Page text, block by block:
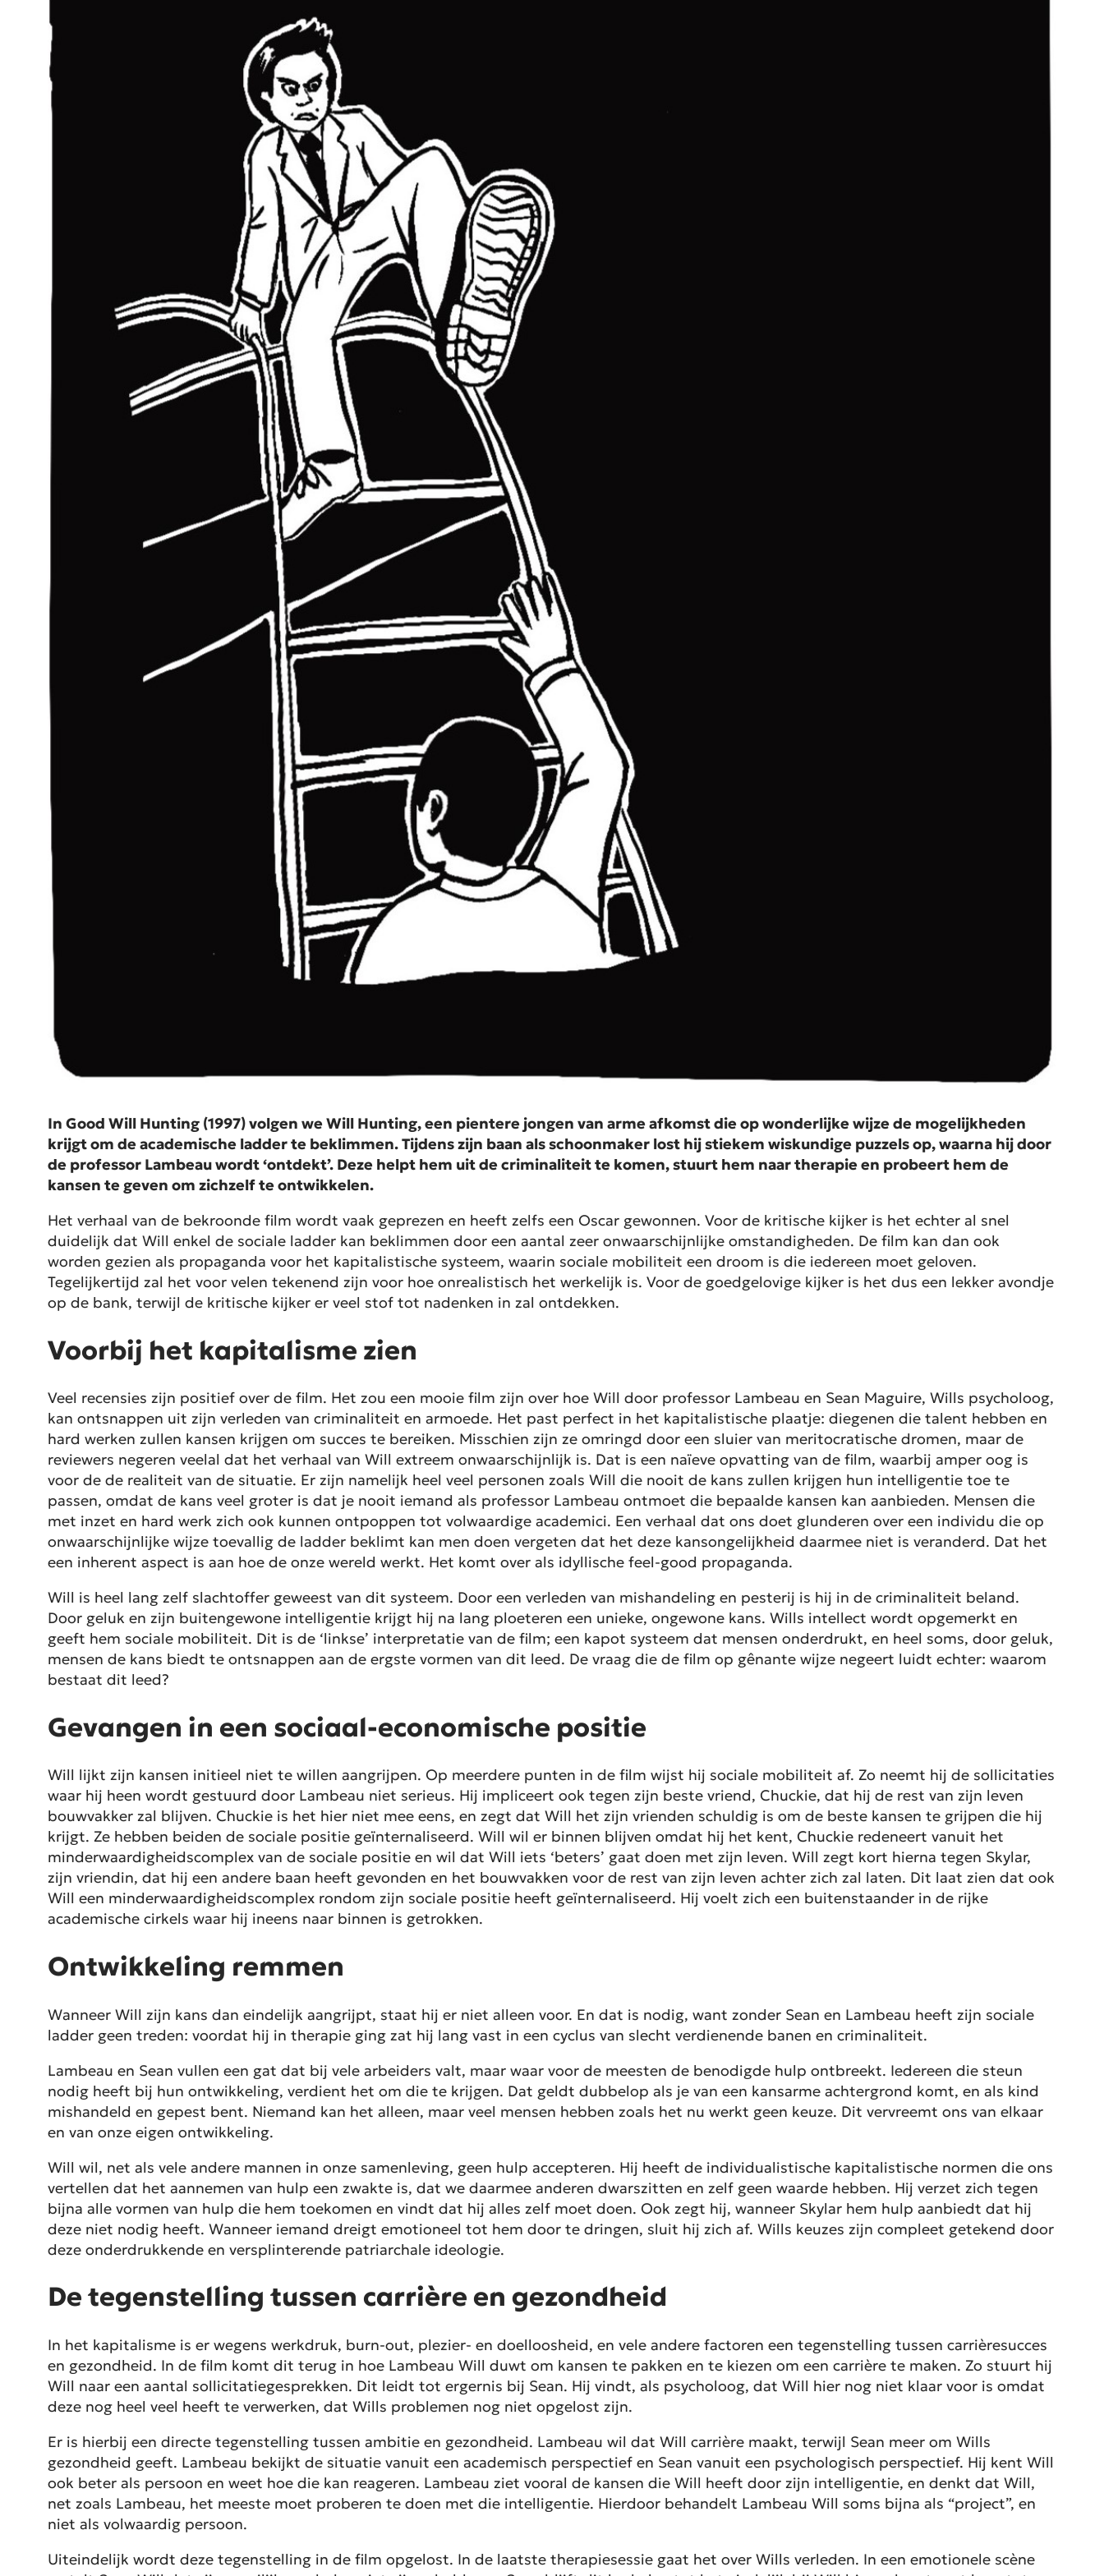
In Good Will Hunting (1997) volgen we Will Hunting, een pientere jongen van arme afkomst die op wonderlijke wijze de mogelijkheden
krijgt om de academische ladder te beklimmen. Tijdens zijn baan als schoonmaker lost hij stiekem wiskundige puzzels op, waarna hij door
de professor Lambeau wordt ‘ontdekt’. Deze helpt hem uit de criminaliteit te komen, stuurt hem naar therapie en probeert hem de
kansen te geven om zichzelf te ontwikkelen.
Het verhaal van de bekroonde film wordt vaak geprezen en heeft zelfs een Oscar gewonnen. Voor de kritische kijker is het echter al snel
duidelijk dat Will enkel de sociale ladder kan beklimmen door een aantal zeer onwaarschijnlijke omstandigheden. De film kan dan ook
worden gezien als propaganda voor het kapitalistische systeem, waarin sociale mobiliteit een droom is die iedereen moet geloven.
Tegelijkertijd zal het voor velen tekenend zijn voor hoe onrealistisch het werkelijk is. Voor de goedgelovige kijker is het dus een lekker avondje
op de bank, terwijl de kritische kijker er veel stof tot nadenken in zal ontdekken.
Voorbij het kapitalisme zien
Veel recensies zijn positief over de film. Het zou een mooie film zijn over hoe Will door professor Lambeau en Sean Maguire, Wills psycholoog,
kan ontsnappen uit zijn verleden van criminaliteit en armoede. Het past perfect in het kapitalistische plaatje: diegenen die talent hebben en
hard werken zullen kansen krijgen om succes te bereiken. Misschien zijn ze omringd door een sluier van meritocratische dromen, maar de
reviewers negeren veelal dat het verhaal van Will extreem onwaarschijnlijk is. Dat is een naïeve opvatting van de film, waarbij amper oog is
voor de de realiteit van de situatie. Er zijn namelijk heel veel personen zoals Will die nooit de kans zullen krijgen hun intelligentie toe te
passen, omdat de kans veel groter is dat je nooit iemand als professor Lambeau ontmoet die bepaalde kansen kan aanbieden. Mensen die
met inzet en hard werk zich ook kunnen ontpoppen tot volwaardige academici. Een verhaal dat ons doet glunderen over een individu die op
onwaarschijnlijke wijze toevallig de ladder beklimt kan men doen vergeten dat het deze kansongelijkheid daarmee niet is veranderd. Dat het
een inherent aspect is aan hoe de onze wereld werkt. Het komt over als idyllische feel-good propaganda.
Will is heel lang zelf slachtoffer geweest van dit systeem. Door een verleden van mishandeling en pesterij is hij in de criminaliteit beland.
Door geluk en zijn buitengewone intelligentie krijgt hij na lang ploeteren een unieke, ongewone kans. Wills intellect wordt opgemerkt en
geeft hem sociale mobiliteit. Dit is de ‘linkse’ interpretatie van de film; een kapot systeem dat mensen onderdrukt, en heel soms, door geluk,
mensen de kans biedt te ontsnappen aan de ergste vormen van dit leed. De vraag die de film op gênante wijze negeert luidt echter: waarom
bestaat dit leed?
Gevangen in een sociaal-economische positie
Will lijkt zijn kansen initieel niet te willen aangrijpen. Op meerdere punten in de film wijst hij sociale mobiliteit af. Zo neemt hij de sollicitaties
waar hij heen wordt gestuurd door Lambeau niet serieus. Hij impliceert ook tegen zijn beste vriend, Chuckie, dat hij de rest van zijn leven
bouwvakker zal blijven. Chuckie is het hier niet mee eens, en zegt dat Will het zijn vrienden schuldig is om de beste kansen te grijpen die hij
krijgt. Ze hebben beiden de sociale positie geïnternaliseerd. Will wil er binnen blijven omdat hij het kent, Chuckie redeneert vanuit het
minderwaardigheidscomplex van de sociale positie en wil dat Will iets ‘beters’ gaat doen met zijn leven. Will zegt kort hierna tegen Skylar,
zijn vriendin, dat hij een andere baan heeft gevonden en het bouwvakken voor de rest van zijn leven achter zich zal laten. Dit laat zien dat ook
Will een minderwaardigheidscomplex rondom zijn sociale positie heeft geïnternaliseerd. Hij voelt zich een buitenstaander in de rijke
academische cirkels waar hij ineens naar binnen is getrokken.
Ontwikkeling remmen
Wanneer Will zijn kans dan eindelijk aangrijpt, staat hij er niet alleen voor. En dat is nodig, want zonder Sean en Lambeau heeft zijn sociale
ladder geen treden: voordat hij in therapie ging zat hij lang vast in een cyclus van slecht verdienende banen en criminaliteit.
Lambeau en Sean vullen een gat dat bij vele arbeiders valt, maar waar voor de meesten de benodigde hulp ontbreekt. Iedereen die steun
nodig heeft bij hun ontwikkeling, verdient het om die te krijgen. Dat geldt dubbelop als je van een kansarme achtergrond komt, en als kind
mishandeld en gepest bent. Niemand kan het alleen, maar veel mensen hebben zoals het nu werkt geen keuze. Dit vervreemt ons van elkaar
en van onze eigen ontwikkeling.
Will wil, net als vele andere mannen in onze samenleving, geen hulp accepteren. Hij heeft de individualistische kapitalistische normen die ons
vertellen dat het aannemen van hulp een zwakte is, dat we daarmee anderen dwarszitten en zelf geen waarde hebben. Hij verzet zich tegen
bijna alle vormen van hulp die hem toekomen en vindt dat hij alles zelf moet doen. Ook zegt hij, wanneer Skylar hem hulp aanbiedt dat hij
deze niet nodig heeft. Wanneer iemand dreigt emotioneel tot hem door te dringen, sluit hij zich af. Wills keuzes zijn compleet getekend door
deze onderdrukkende en versplinterende patriarchale ideologie.
De tegenstelling tussen carrière en gezondheid
In het kapitalisme is er wegens werkdruk, burn-out, plezier- en doelloosheid, en vele andere factoren een tegenstelling tussen carrièresucces
en gezondheid. In de film komt dit terug in hoe Lambeau Will duwt om kansen te pakken en te kiezen om een carrière te maken. Zo stuurt hij
Will naar een aantal sollicitatiegesprekken. Dit leidt tot ergernis bij Sean. Hij vindt, als psycholoog, dat Will hier nog niet klaar voor is omdat
deze nog heel veel heeft te verwerken, dat Wills problemen nog niet opgelost zijn.
Er is hierbij een directe tegenstelling tussen ambitie en gezondheid. Lambeau wil dat Will carrière maakt, terwijl Sean meer om Wills
gezondheid geeft. Lambeau bekijkt de situatie vanuit een academisch perspectief en Sean vanuit een psychologisch perspectief. Hij kent Will
ook beter als persoon en weet hoe die kan reageren. Lambeau ziet vooral de kansen die Will heeft door zijn intelligentie, en denkt dat Will,
net zoals Lambeau, het meeste moet proberen te doen met die intelligentie. Hierdoor behandelt Lambeau Will soms bijna als “project”, en
niet als volwaardig persoon.
Uiteindelijk wordt deze tegenstelling in de film opgelost. In de laatste therapiesessie gaat het over Wills verleden. In een emotionele scène